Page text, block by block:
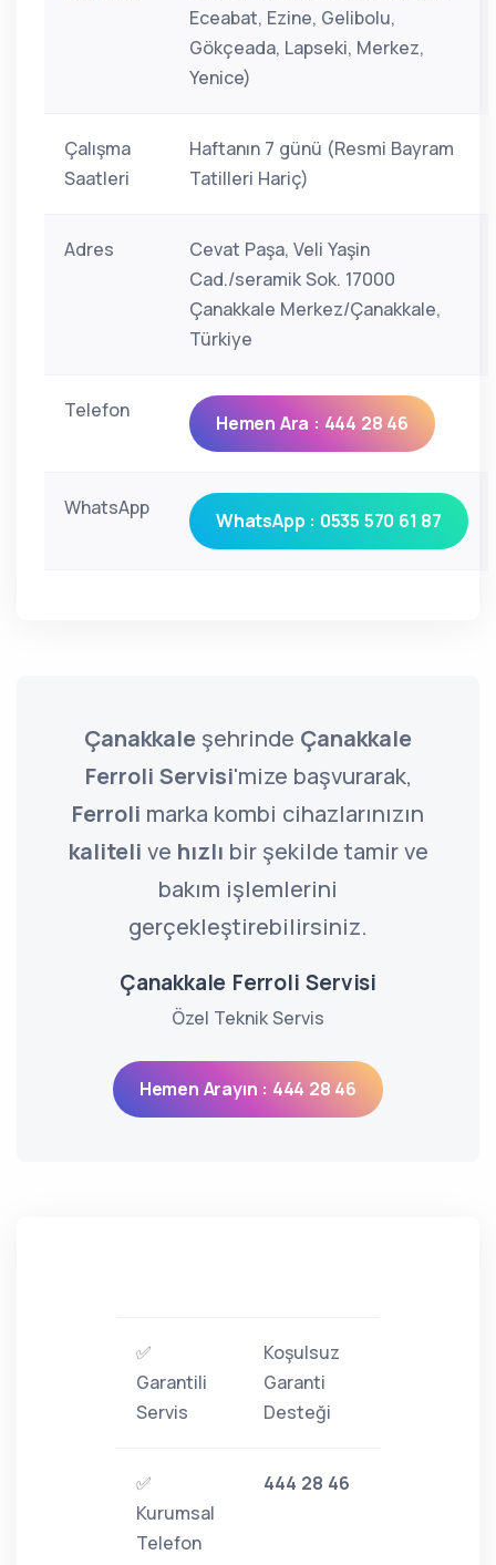
Eceabat, Ezine, Gelibolu,
Gökçeada, Lapseki, Merkez,
Yenice)
Çalışma
Saatleri
Haftanın 7 günü (Resmi Bayram
Tatilleri Hariç)
Adres
Cevat Paşa, Veli Yaşin
Cad./seramik Sok. 17000
Çanakkale Merkez/Çanakkale,
Türkiye
Telefon
Hemen Ara : 444 28 46
WhatsApp
WhatsApp : 0535 570 61 87
Çanakkale şehrinde Çanakkale
Ferroli Servisi'mize başvurarak,
Ferroli marka kombi cihazlarınızın
kaliteli ve hızlı bir şekilde tamir ve
bakım işlemlerini
gerçekleştirebilirsiniz.
Çanakkale Ferroli Servisi
Özel Teknik Servis
Hemen Arayın : 444 28 46
✅
Garantili
Servis
Koşulsuz
Garanti
Desteği
✅
Kurumsal
Telefon
444 28 46